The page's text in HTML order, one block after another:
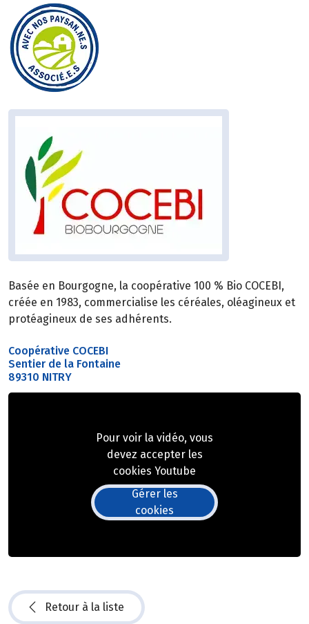
Basée en Bourgogne, la coopérative 100 % Bio COCEBI,
créée en 1983, commercialise les céréales, oléagineux et
protéagineux de ses adhérents.
Coopérative COCEBI
Sentier de la Fontaine
89310 NITRY
Pour voir la vidéo, vous
devez accepter les
cookies Youtube
Gérer les
cookies
Retour à la liste